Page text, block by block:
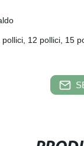
12 pollici, 15